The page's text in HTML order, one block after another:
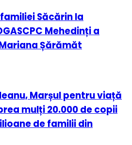
Săcărin la
Mehedinți a
Șărămăt
Marșul pentru viață
mulți 20.000 de copii
de familii din